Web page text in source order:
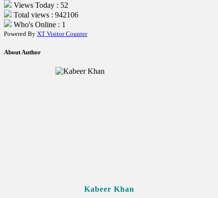
Views Today : 52
Total views : 942106
Who's Online : 1
Powered By XT Visitor Counter
About Author
Kabeer Khan